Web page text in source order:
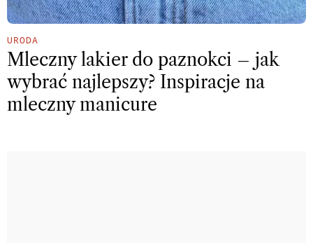
URODA
Mleczny lakier do paznokci – jak
wybrać najlepszy? Inspiracje na
mleczny manicure